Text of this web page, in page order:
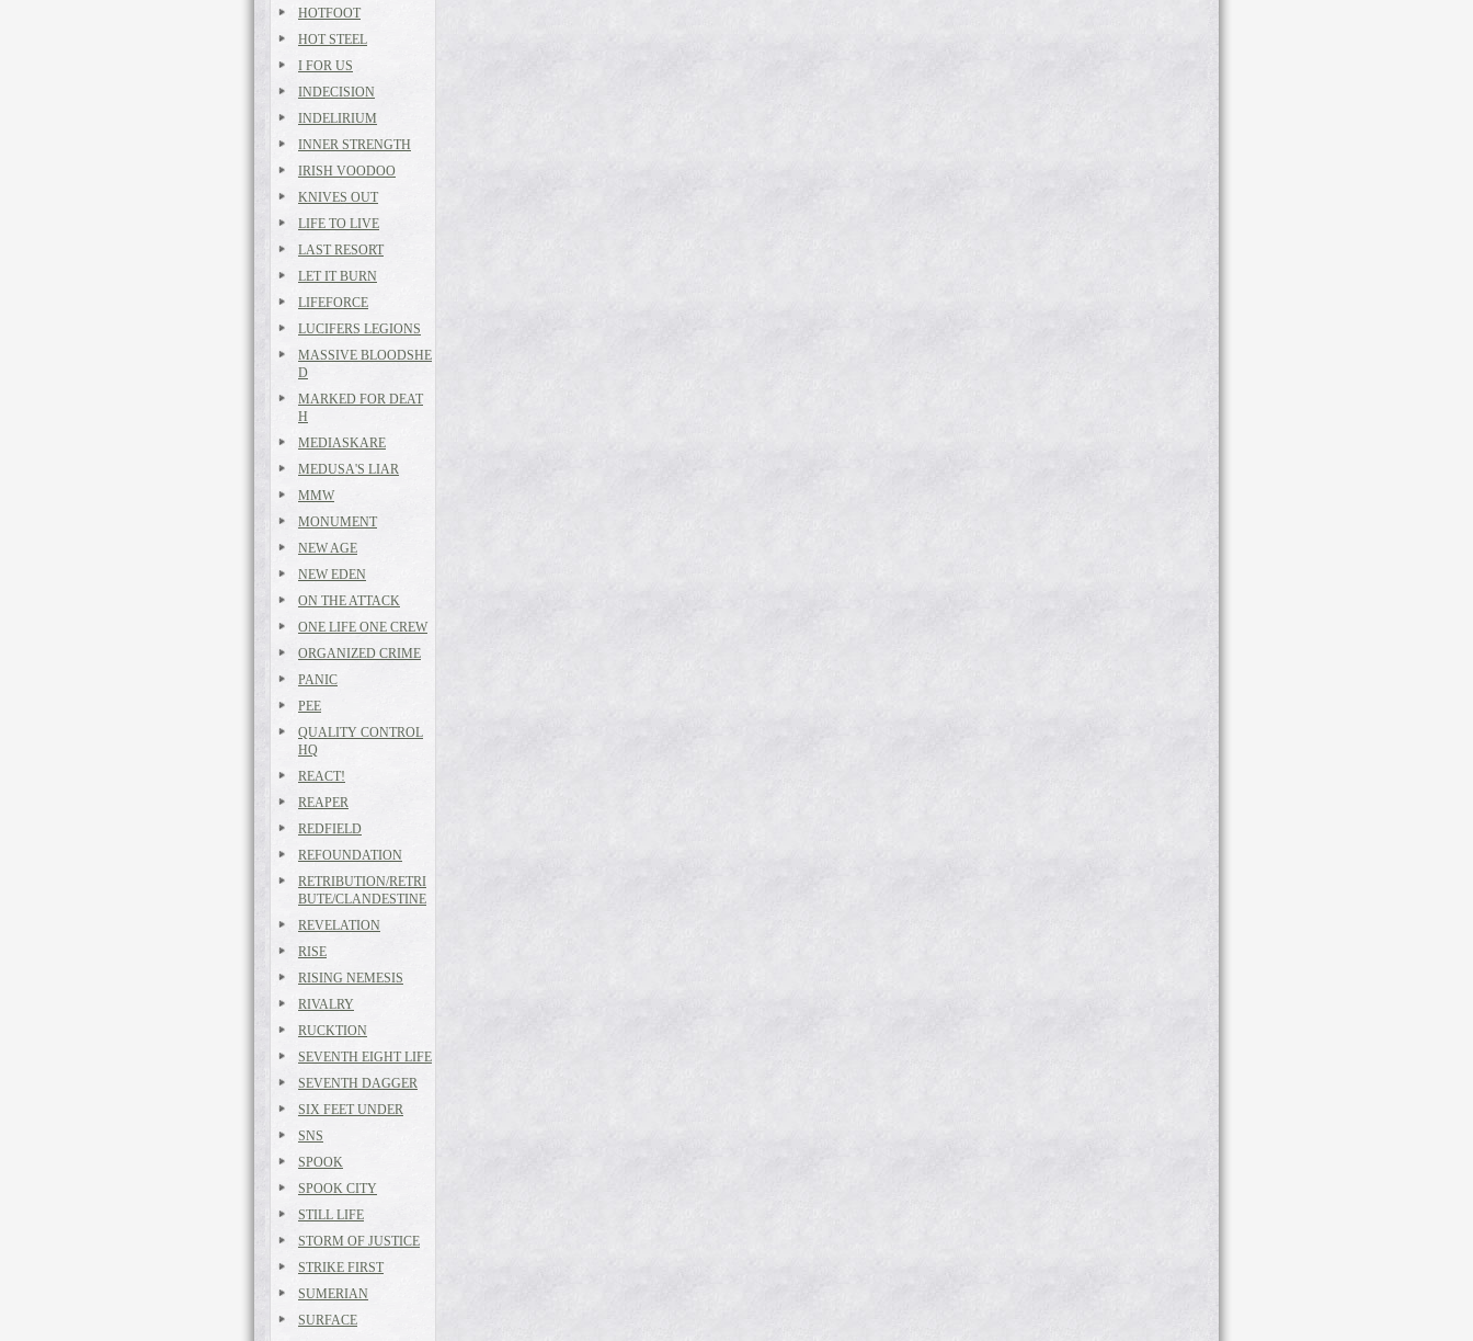
HOTFOOT
HOT STEEL
I FOR US
INDECISION
INDELIRIUM
INNER STRENGTH
IRISH VOODOO
KNIVES OUT
LIFE TO LIVE
LAST RESORT
LET IT BURN
LIFEFORCE
LUCIFERS LEGIONS
MASSIVE BLOODSHE
D
MARKED FOR DEAT
H
MEDIASKARE
MEDUSA'S LIAR
MMW
MONUMENT
NEW AGE
NEW EDEN
ON THE ATTACK
ONE LIFE ONE CREW
ORGANIZED CRIME
PANIC
PEE
QUALITY CONTROL
HQ
REACT!
REAPER
REDFIELD
REFOUNDATION
RETRIBUTION/RETRI
BUTE/CLANDESTINE
REVELATION
RISE
RISING NEMESIS
RIVALRY
RUCKTION
SEVENTH EIGHT LIFE
SEVENTH DAGGER
SIX FEET UNDER
SNS
SPOOK
SPOOK CITY
STILL LIFE
STORM OF JUSTICE
STRIKE FIRST
SUMERIAN
SURFACE